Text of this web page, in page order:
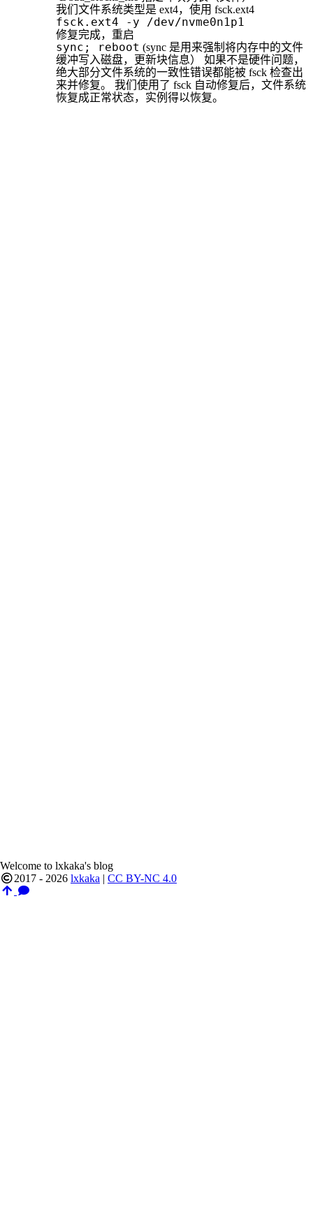
我们文件系统类型是 ext4，使用 fsck.ext4
fsck.ext4 -y /dev/nvme0n1p1
修复完成，重启
sync; reboot (sync 是用来强制将内存中的文件
缓冲写入磁盘，更新块信息） 如果不是硬件问题，
绝大部分文件系统的一致性错误都能被 fsck 检查出
来并修复。 我们使用了 fsck 自动修复后，文件系统
恢复成正常状态，实例得以恢复。
Welcome to lxkaka's blog
2017 - 2026 lxkaka | CC BY-NC 4.0